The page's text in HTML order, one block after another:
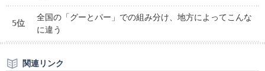
5位
全国の「グーとパー」での組み分け、地方によってこんな
に違う
関連リンク